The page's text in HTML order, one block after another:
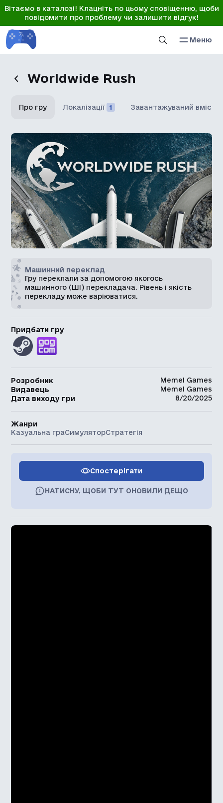
Вітаємо в каталозі! Клацніть по цьому сповіщенню, щоби
повідомити про проблему чи залишити відгук!
Меню
Worldwide Rush
Про гру Локалізації 1 Завантажуваний вміст
Машинний переклад
Гру переклали за допомогою якогось
машинного (ШІ) перекладача. Рівень і якість
перекладу може варіюватися.
Придбати гру
Розробник
Memel Games
Видавець
Memel Games
Дата виходу гри
8/20/2025
Жанри
Казуальна граСимуляторСтратегія
Спостерігати
НАТИСНУ, ЩОБИ ТУТ ОНОВИЛИ ДЕЩО